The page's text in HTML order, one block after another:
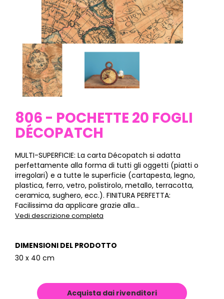
806 - POCHETTE 20 FOGLI
DÉCOPATCH
MULTI-SUPERFICIE: La carta Décopatch si adatta
perfettamente alla forma di tutti gli oggetti (piatti o
irregolari) e a tutte le superficie (cartapesta, legno,
plastica, ferro, vetro, polistirolo, metallo, terracotta,
ceramica, sughero, ecc.). FINITURA PERFETTA:
Facilissima da applicare grazie alla...
Vedi descrizione completa
DIMENSIONI DEL PRODOTTO
30 x 40 cm
Acquista dai rivenditori